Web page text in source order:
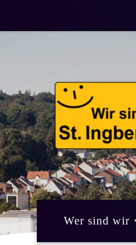
Wer sind wir